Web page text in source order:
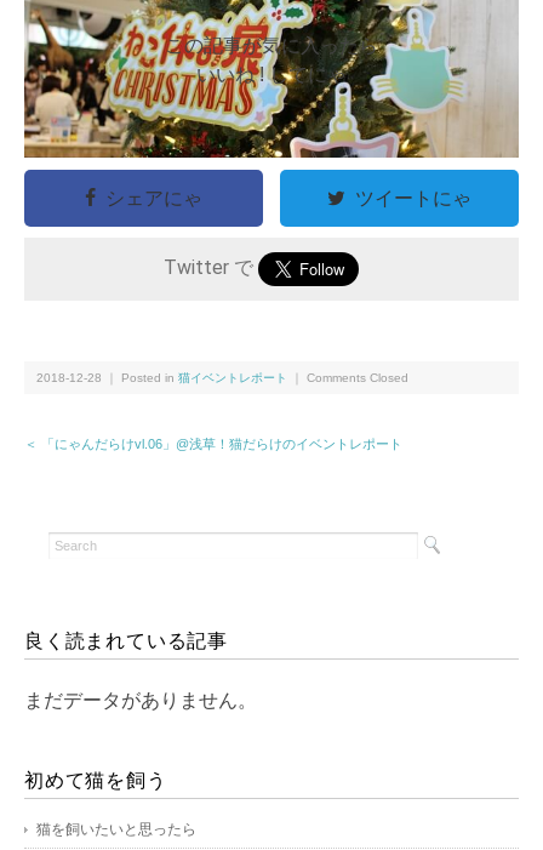
この記事が気に入ったら
いいね ! してにゃ
シェアにゃ ツイートにゃ
Twitter で
2018-12-28 ｜ Posted in 猫イベントレポート Comments Closed
＜ 「にゃんだらけvl.06」@浅草！猫だらけのイベントレポート
良く読まれている記事
まだデータがありません。
初めて猫を飼う
猫を飼いたいと思ったら